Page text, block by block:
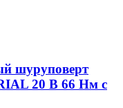
шуруповерт
20 В 66 Нм с